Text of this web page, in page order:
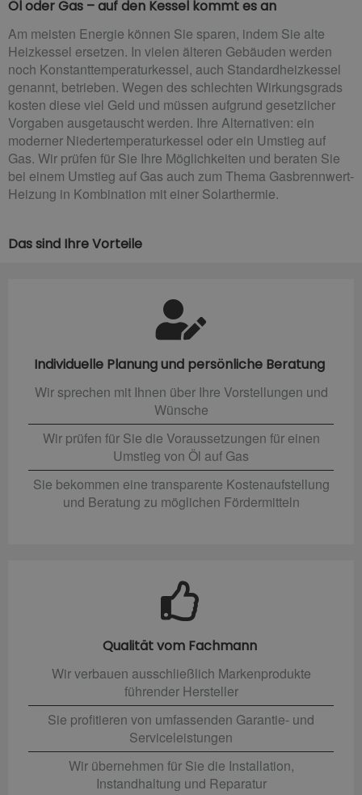
Öl oder Gas – auf den Kessel kommt es an
Am meisten Energie können Sie sparen, indem Sie alte
Heizkessel ersetzen. In vielen älteren Gebäuden werden
noch Konstanttemperaturkessel, auch Standardheizkessel
genannt, betrieben. Wegen des schlechten Wirkungsgrads
kosten diese viel Geld und müssen aufgrund gesetzlicher
Vorgaben ausgetauscht werden. Ihre Alternativen: ein
moderner Niedertemperaturkessel oder ein Umstieg auf
Gas. Wir prüfen für Sie Ihre Möglichkeiten und beraten Sie
bei einem Umstieg auf Gas auch zum Thema Gasbrennwert-
Heizung in Kombination mit einer Solarthermie.
Das sind Ihre Vorteile
Individuelle Planung und persönliche Beratung
Wir sprechen mit Ihnen über Ihre Vorstellungen und
Wünsche
Wir prüfen für Sie die Voraussetzungen für einen
Umstieg von Öl auf Gas
Sie bekommen eine transparente Kostenaufstellung
und Beratung zu möglichen Fördermitteln
Qualität vom Fachmann
Wir verbauen ausschließlich Markenprodukte
führender Hersteller
Sie profitieren von umfassenden Garantie- und
Serviceleistungen
Wir übernehmen für Sie die Installation,
Instandhaltung und Reparatur